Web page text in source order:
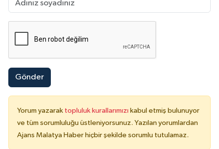
Gönder
Yorum yazarak topluluk kurallarımızı kabul etmiş bulunuyor
ve tüm sorumluluğu üstleniyorsunuz. Yazılan yorumlardan
Ajans Malatya Haber hiçbir şekilde sorumlu tutulamaz.